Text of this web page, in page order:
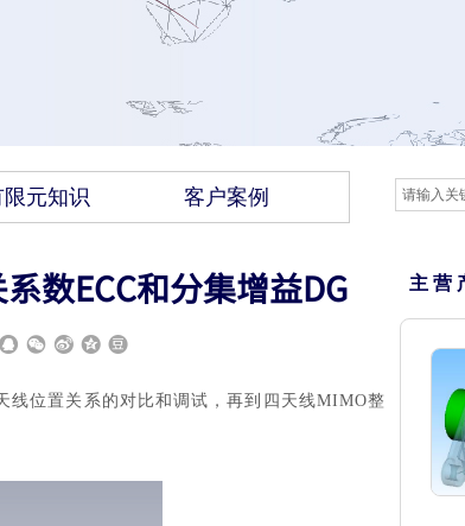
限元知识 客户案例
数ECC和分集增益DG
位置关系的对比和调试，再到四天线MIMO整
主 营